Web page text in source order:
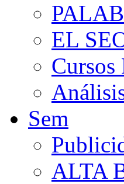
EL
Cursos
Sem
ALTA